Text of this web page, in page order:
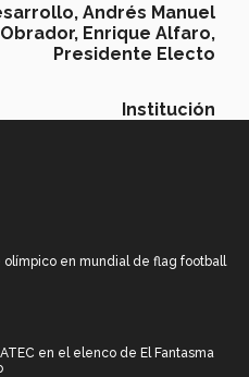
Andrés Manuel
Enrique Alfaro,
Presidente Electo
Institución
olímpico en mundial de flag football
en el elenco de El Fantasma